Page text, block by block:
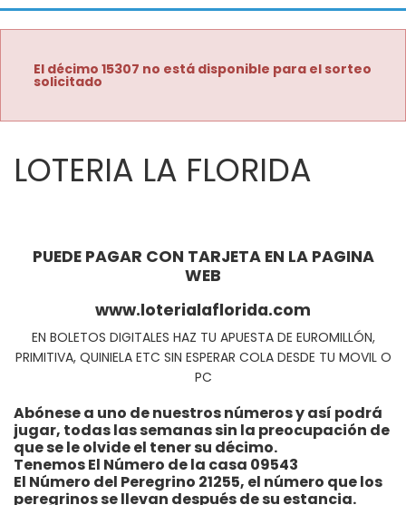
El décimo 15307 no está disponible para el sorteo
solicitado
LOTERIA LA FLORIDA
PUEDE PAGAR CON TARJETA EN LA PAGINA
WEB
www.loterialaflorida.com
EN BOLETOS DIGITALES HAZ TU APUESTA DE EUROMILLÓN,
PRIMITIVA, QUINIELA ETC SIN ESPERAR COLA DESDE TU MOVIL O
PC
Abónese a uno de nuestros números y así podrá
jugar, todas las semanas sin la preocupación de
que se le olvide el tener su décimo.
Tenemos El Número de la casa 09543
El Número del Peregrino 21255, el número que los
peregrinos se llevan después de su estancia.